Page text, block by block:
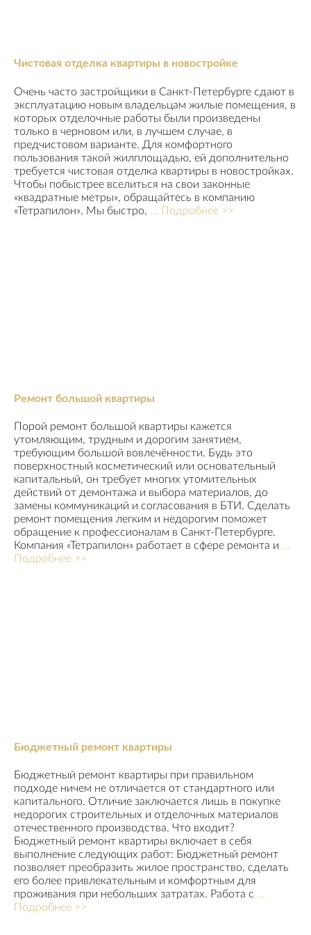
Чистовая отделка квартиры в новостройке
Очень часто застройщики в Санкт-Петербурге сдают в
эксплуатацию новым владельцам жилые помещения, в
которых отделочные работы были произведены
только в черновом или, в лучшем случае, в
предчистовом варианте. Для комфортного
пользования такой жилплощадью, ей дополнительно
требуется чистовая отделка квартиры в новостройках.
Чтобы побыстрее вселиться на свои законные
«квадратные метры», обращайтесь в компанию
«Тетрапилон». Мы быстро, ... Подробнее >>
Ремонт большой квартиры
Порой ремонт большой квартиры кажется
утомляющим, трудным и дорогим занятием,
требующим большой вовлечённости. Будь это
поверхностный косметический или основательный
капитальный, он требует многих утомительных
действий от демонтажа и выбора материалов, до
замены коммуникаций и согласования в БТИ. Сделать
ремонт помещения легким и недорогим поможет
обращение к профессионалам в Санкт-Петербурге.
Компания «Тетрапилон» работает в сфере ремонта и ...
Подробнее >>
Бюджетный ремонт квартиры
Бюджетный ремонт квартиры при правильном
подходе ничем не отличается от стандартного или
капитального. Отличие заключается лишь в покупке
недорогих строительных и отделочных материалов
отечественного производства. Что входит?
Бюджетный ремонт квартиры включает в себя
выполнение следующих работ: Бюджетный ремонт
позволяет преобразить жилое пространство, сделать
его более привлекательным и комфортным для
проживания при небольших затратах. Работа с ...
Подробнее >>